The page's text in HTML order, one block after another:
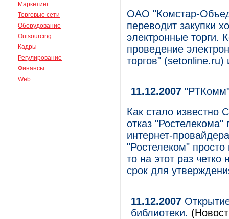
Маркетинг
Торговые сети
Оборудование
Outsourcing
Кадры
Регулирование
Финансы
Web
ОАО "Комстар-
переводит закупки
электронные торги.
проведение
торгов"
11.12.2007
Как стало известно
отказ
интернет-
"Ростелеком"
то на этот раз
срок для
11.12.2007
библиотеки.